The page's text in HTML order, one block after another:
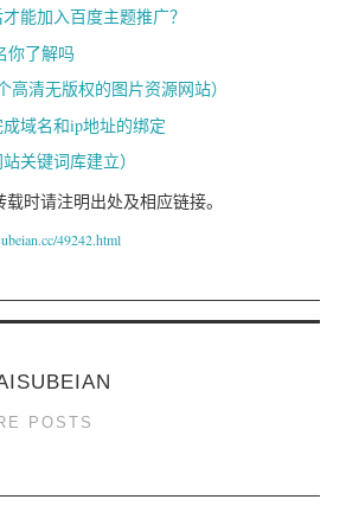
能加入百度主题推广？
你了解吗
高清无版权的图片资源网站）
域名和ip地址的绑定
关键词库建立）
载时请注明出处及相应链接。
49242.html
POSTS